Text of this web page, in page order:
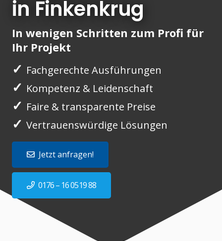
in Finkenkrug
In wenigen Schritten zum Profi für
Ihr Projekt
✓ Fachgerechte Ausführungen
✓ Kompetenz & Leidenschaft
✓ Faire & transparente Preise
✓ Vertrauenswürdige Lösungen
Jetzt anfragen!
0176 – 16 0519 88